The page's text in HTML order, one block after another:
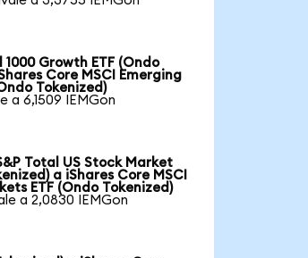
1000 Growth ETF (Ondo
Core MSCI Emerging
Tokenized)
a 6,1509 IEMGon
Total US Stock Market
a iShares Core MSCI
ETF (Ondo Tokenized)
a 2,0830 IEMGon